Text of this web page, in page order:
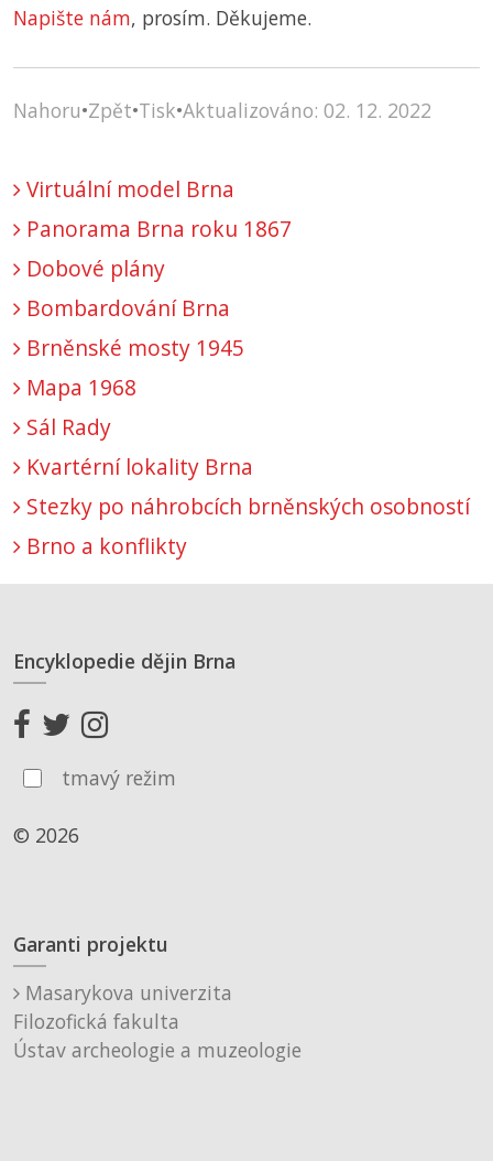
Napište nám, prosím. Děkujeme.
Nahoru•Zpět•Tisk•Aktualizováno: 02. 12. 2022
Virtuální model Brna
Panorama Brna roku 1867
Dobové plány
Bombardování Brna
Brněnské mosty 1945
Mapa 1968
Sál Rady
Kvartérní lokality Brna
Stezky po náhrobcích brněnských osobností
Brno a konflikty
Encyklopedie dějin Brna
tmavý režim
© 2026
Garanti projektu
Masarykova univerzita
Filozofická fakulta
Ústav archeologie a muzeologie